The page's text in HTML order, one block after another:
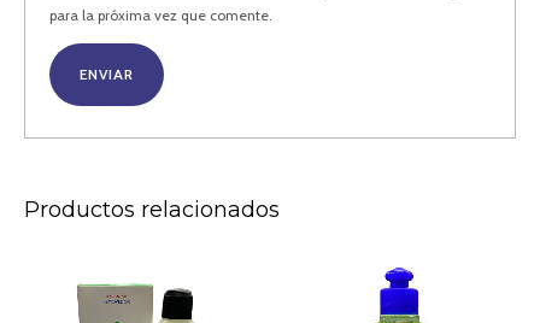
para la próxima vez que comente.
Productos relacionados
cantidad